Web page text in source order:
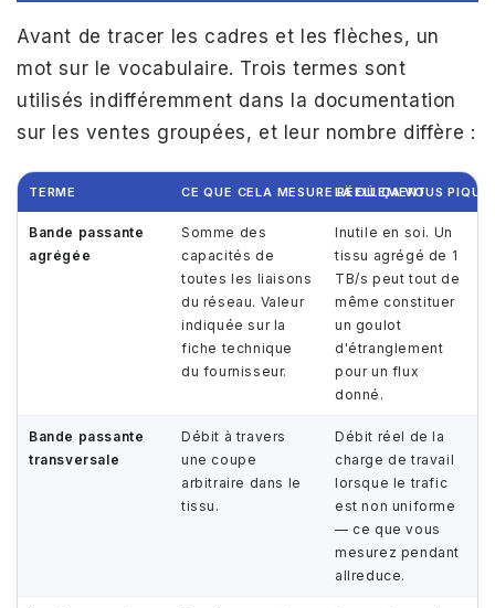
Avant de tracer les cadres et les flèches, un
mot sur le vocabulaire. Trois termes sont
utilisés indifféremment dans la documentation
sur les ventes groupées, et leur nombre diffère :
TERME CE QUE CELA MESURE RÉELLEMENT
LÀ OÙ ÇA VOUS PIQUE
Bande passante
agrégée
Somme des
capacités de
toutes les liaisons
du réseau. Valeur
indiquée sur la
fiche technique
du fournisseur.
Inutile en soi. Un
tissu agrégé de 1
TB/s peut tout de
même constituer
un goulot
d'étranglement
pour un flux
donné.
Bande passante
transversale
Débit à travers
une coupe
arbitraire dans le
tissu.
Débit réel de la
charge de travail
lorsque le trafic
est non uniforme
— ce que vous
mesurez pendant
allreduce.